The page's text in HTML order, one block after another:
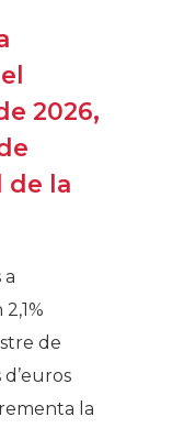
2026,
de la
a
de
d’euros
la